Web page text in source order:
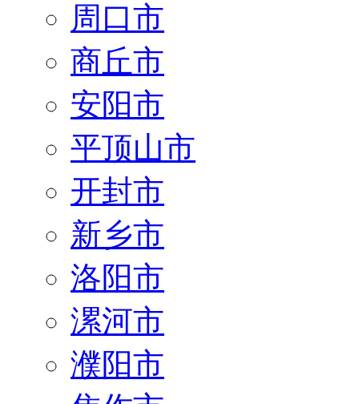
周口市
商丘市
安阳市
平顶山市
开封市
新乡市
洛阳市
漯河市
濮阳市